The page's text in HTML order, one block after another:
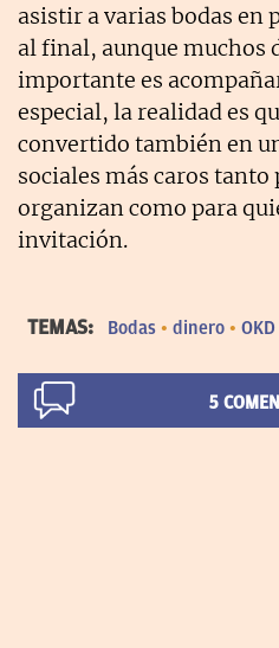
asistir a varias bodas en
al final, aunque muchos
importante es
especial, la realidad es
convertido también en
sociales más caros tanto
organizan como para
invitación.
TEMAS: Bodas dinero OKD
5